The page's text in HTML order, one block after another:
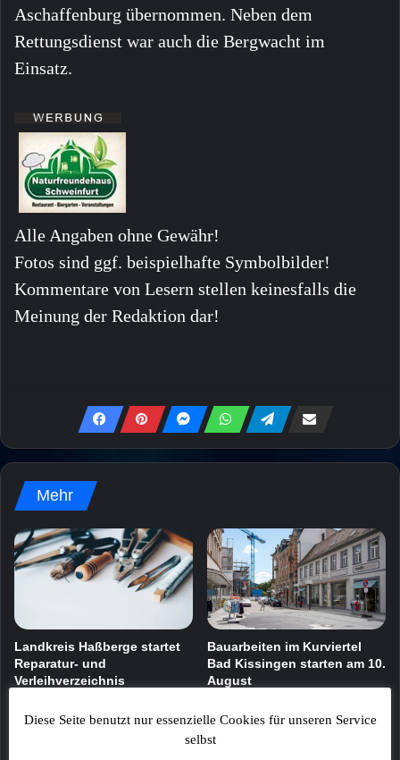
Aschaffenburg übernommen. Neben dem
Rettungsdienst war auch die Bergwacht im
Einsatz.
Alle Angaben ohne Gewähr!
Fotos sind ggf. beispielhafte Symbolbilder!
Kommentare von Lesern stellen keinesfalls die
Meinung der Redaktion dar!
Mehr
Landkreis Haßberge startet
Reparatur- und
Verleihverzeichnis
Bauarbeiten im Kurviertel
Bad Kissingen starten am 10.
August
Diese Seite benutzt nur essenzielle Cookies für unseren Service
selbst